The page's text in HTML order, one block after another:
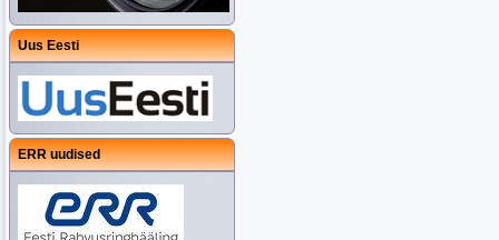
Uus Eesti
ERR uudised